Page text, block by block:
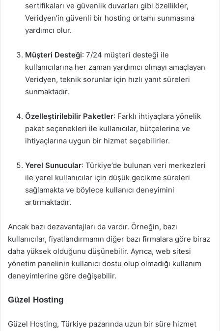
sertifikaları ve güvenlik duvarları gibi özellikler,
Veridyen’in güvenli bir hosting ortamı sunmasına
yardımcı olur.
Müşteri Desteği: 7/24 müşteri desteği ile
kullanıcılarına her zaman yardımcı olmayı amaçlayan
Veridyen, teknik sorunlar için hızlı yanıt süreleri
sunmaktadır.
Özelleştirilebilir Paketler: Farklı ihtiyaçlara yönelik
paket seçenekleri ile kullanıcılar, bütçelerine ve
ihtiyaçlarına uygun bir hizmet seçebilirler.
Yerel Sunucular: Türkiye’de bulunan veri merkezleri
ile yerel kullanıcılar için düşük gecikme süreleri
sağlamakta ve böylece kullanıcı deneyimini
artırmaktadır.
Ancak bazı dezavantajları da vardır. Örneğin, bazı
kullanıcılar, fiyatlandırmanın diğer bazı firmalara göre biraz
daha yüksek olduğunu düşünebilir. Ayrıca, web sitesi
yönetim panelinin kullanıcı dostu olup olmadığı kullanım
deneyimlerine göre değişebilir.
Güzel Hosting
Güzel Hosting, Türkiye pazarında uzun bir süre hizmet